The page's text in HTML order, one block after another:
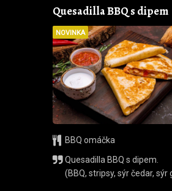
Quesadilla BBQ s dipem
NOVINKA
BBQ omáčka
Quesadilla BBQ s dipem.
(BBQ, stripsy, sýr čedar,